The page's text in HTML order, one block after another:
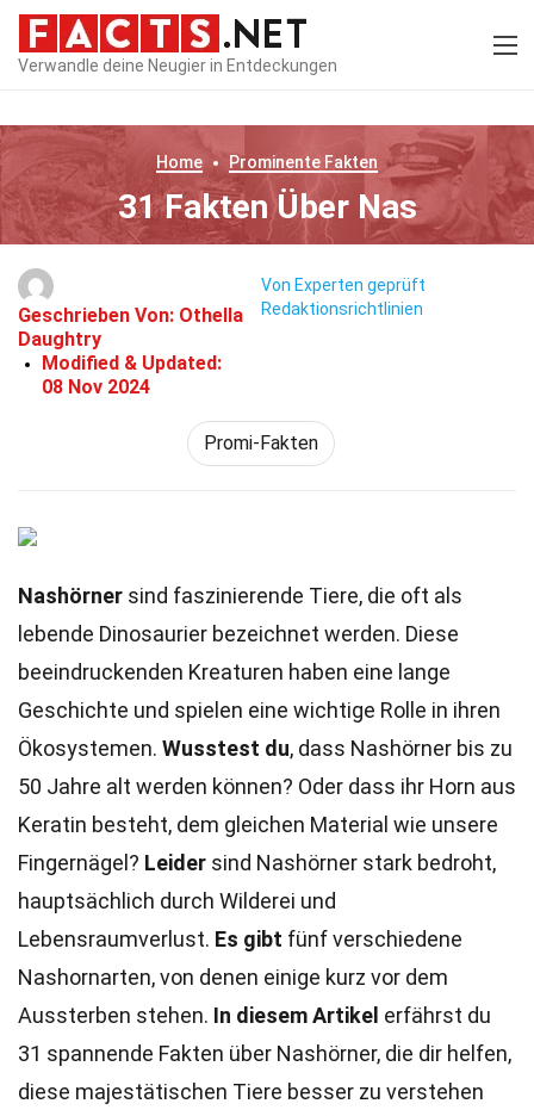
Verwandle deine Neugier in Entdeckungen
Home Prominente Fakten
31 Fakten Über Nas
Geschrieben Von: Othella
Daughtry
Modified & Updated:
08 Nov 2024
Von Experten geprüft
Redaktionsrichtlinien
Promi-Fakten
Nashörner sind faszinierende Tiere, die oft als
lebende Dinosaurier bezeichnet werden. Diese
beeindruckenden Kreaturen haben eine lange
Geschichte und spielen eine wichtige Rolle in ihren
Ökosystemen. Wusstest du, dass Nashörner bis zu
50 Jahre alt werden können? Oder dass ihr Horn aus
Keratin besteht, dem gleichen Material wie unsere
Fingernägel? Leider sind Nashörner stark bedroht,
hauptsächlich durch Wilderei und
Lebensraumverlust. Es gibt fünf verschiedene
Nashornarten, von denen einige kurz vor dem
Aussterben stehen. In diesem Artikel erfährst du
31 spannende Fakten über Nashörner, die dir helfen,
diese majestätischen Tiere besser zu verstehen